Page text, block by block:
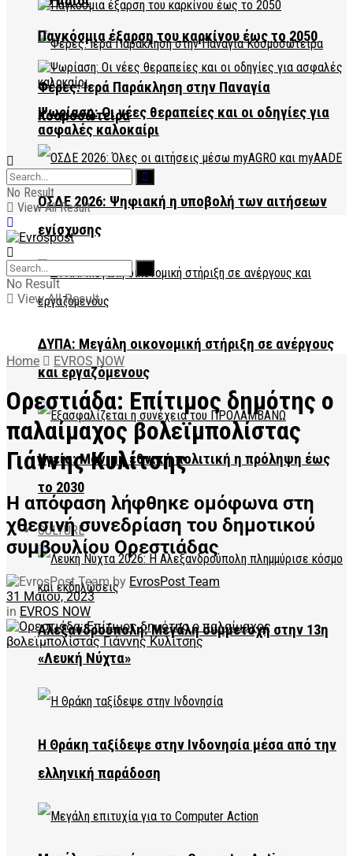
Φέρες: Ιερά Παράκληση στην Παναγία
Κοσμοσώτειρα
ΟΣΔΕ 2026: Ψηφιακή η υποβολή των αιτήσεων
ενίσχυσης
ΔΥΠΑ: Μεγάλη οικονομική στήριξη σε ανέργους
και εργαζόμενους
Υγεία: Μόνιμη εθνική πολιτική η πρόληψη έως
το 2030
CULTURE
Αλεξανδρούπολη: Μεγάλη συμμετοχή στην 13η
«Λευκή Νύχτα»
Η Θράκη ταξίδεψε στην Ινδονησία μέσα από την
ελληνική παράδοση
Παγκόσμια έξαρση του καρκίνου έως το 2050
Ψωρίαση: Οι νέες θεραπείες και οι οδηγίες για
ασφαλές καλοκαίρι
No Result
View All Result
No Result
View All Result
Home EVROS NOW
Ορεστιάδα: Επίτιμος δημότης ο
παλαίμαχος βολεϊμπολίστας
Γιάννης Κυλίτσης
Η απόφαση λήφθηκε ομόφωνα στη
χθεσινή συνεδρίαση του δημοτικού
συμβουλίου Ορεστιάδας
by EvrosPost Team
31 Μαΐου, 2023
in EVROS NOW